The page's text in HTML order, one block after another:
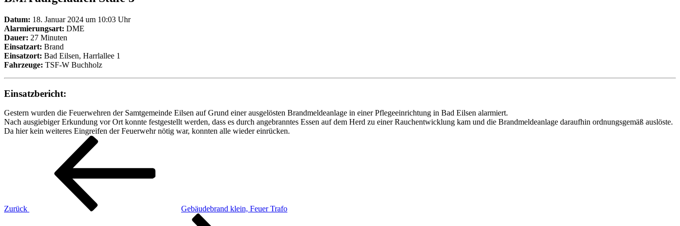
Datum: 18. Januar 2024 um 10:03 Uhr
Alarmierungsart: DME
Dauer: 27 Minuten
Einsatzart: Brand
Einsatzort: Bad Eilsen, Harrlallee 1
Fahrzeuge: TSF-W Buchholz
Einsatzbericht:
Gestern wurden die Feuerwehren der Samtgemeinde Eilsen auf Grund einer ausgelösten Brandmeldeanlage in einer Pflegeeinrichtung in Bad Eilsen alarmiert.
Nach ausgiebiger Erkundung vor Ort konnte festgestellt werden, dass es durch angebranntes Essen auf dem Herd zu einer Rauchentwicklung kam und die Brandmeldeanlage daraufhin ordnungsgemäß auslöste.
Da hier kein weiteres Eingreifen der Feuerwehr nötig war, konnten alle wieder einrücken.
Beitragsnavigation
Zurück
Gebäudebrand klein, Feuer Trafo